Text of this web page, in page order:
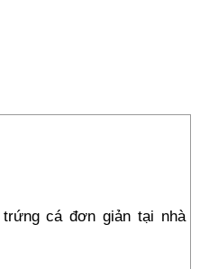
cá đơn giản tại nhà